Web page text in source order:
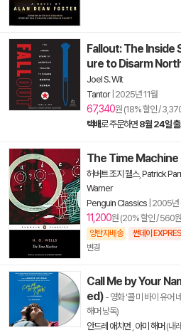
Fallout: The Inside
ure to Disarm
Joel S. Wit
Tantor| 2025년 11월
67,340원 (18% 할인 /
택배로 주문하면 8월 24일
The Time
허버트 조지 웰스, Patrick
Warner
Penguin Classics 2005년
11,200원 (20% 할인 / 560
양탄자배송 썬데이
변경
Call Me by Your
ed) - 영화 '콜 미 바이 유어
해머 낭독)
안드레 애치먼 아미 해머 (내